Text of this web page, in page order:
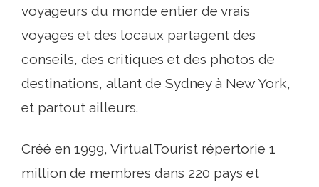
voyageurs du monde entier de vrais
voyages et des locaux partagent des
conseils, des critiques et des photos de
destinations, allant de Sydney à New York,
et partout ailleurs.
Créé en 1999, VirtualTourist répertorie 1
million de membres dans 220 pays et